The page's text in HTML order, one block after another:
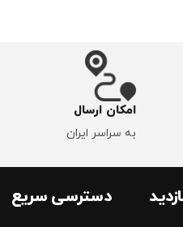
امکان ارسال
به سراسر ایران
دسترسی سریع